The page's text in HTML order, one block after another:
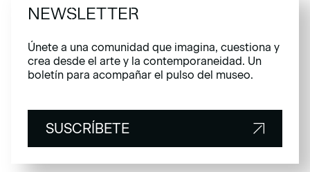
NEWSLETTER
Únete a una comunidad que imagina, cuestiona y
crea desde el arte y la contemporaneidad. Un
boletín para acompañar el pulso del museo.
SUSCRÍBETE
SUSCRÍBETE